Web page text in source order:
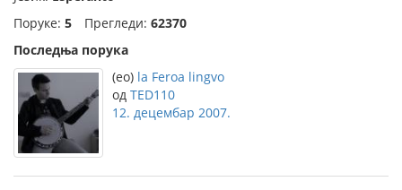
Поруке: 5 Прегледи: 62370
Последња порука
(eo) la Feroa lingvo
од TED110
12. децембар 2007.